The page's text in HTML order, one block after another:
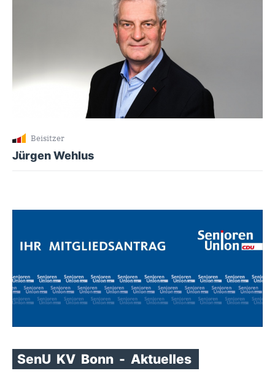
Beisitzer
Jürgen Wehlus
SenU KV Bonn - Aktuelles